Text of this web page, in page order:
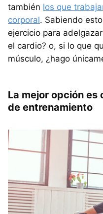
también los que
corporal. Sabiendo
ejercicio para
el cardio? o, si lo que
músculo, ¿hago
La mejor opción
de entrenamiento